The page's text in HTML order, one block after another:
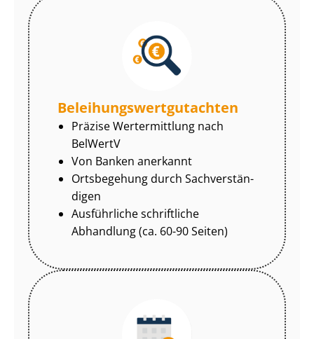
Be­lei­hungs­wert­gut­ach­ten
Präzise Wertermittlung nach
BelWertV
Von Banken anerkannt
Ortsbegehung durch Sach­ver­stän­
di­gen
Ausführliche schriftliche
Abhandlung (ca. 60-90 Seiten)